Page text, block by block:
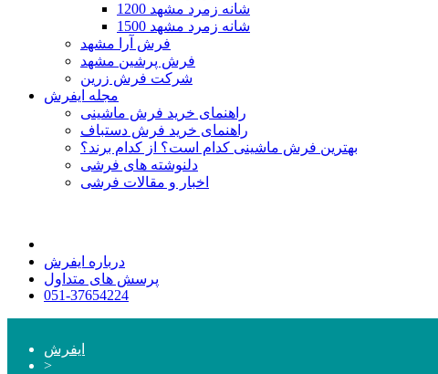
1200 شانه زمرد مشهد
1500 شانه زمرد مشهد
فرش آرا مشهد
فرش پرشین مشهد
شرکت فرش زرین
مجله ایفرش
راهنمای خرید فرش ماشینی
راهنمای خرید فرش دستباف
بهترین فرش ماشینی کدام است؟ از کدام برند؟
دلنوشته های فرشی
اخبار و مقالات فرشی
درباره ایفرش
پرسش های متداول
051-37654224
ایفرش
>